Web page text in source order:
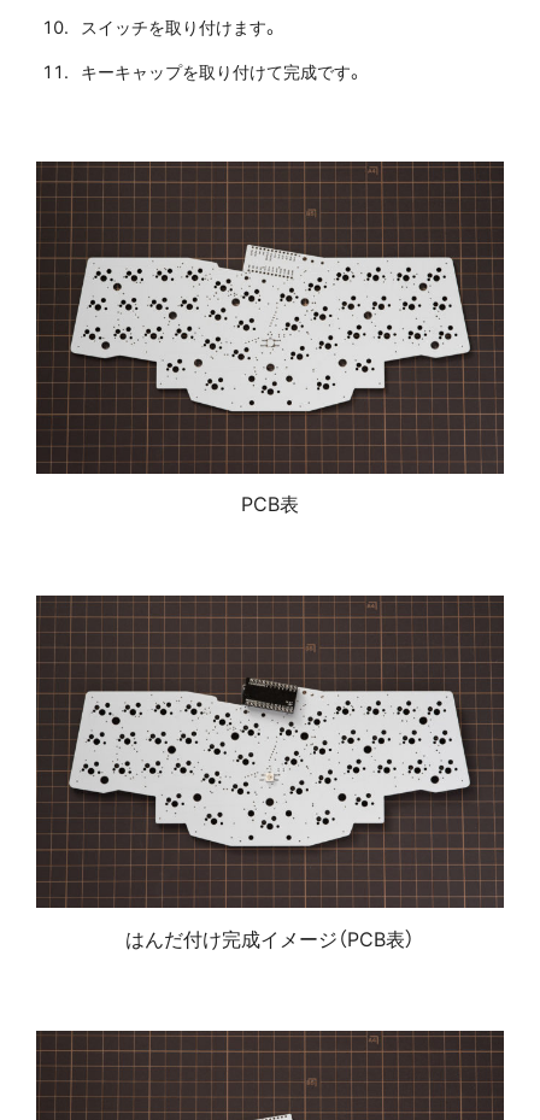
スイッチを取り付けます。
キーキャップを取り付けて完成です。
PCB表
はんだ付け完成イメージ（PCB表）